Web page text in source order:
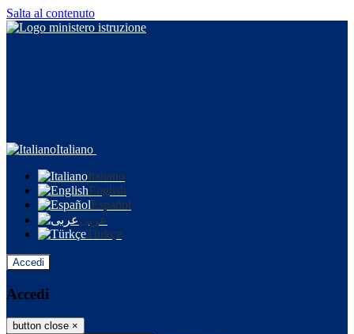
Salta al contenuto
Italiano
Italiano
English
Español
عربى
Türkçe
Accedi
Accedi
button close ×